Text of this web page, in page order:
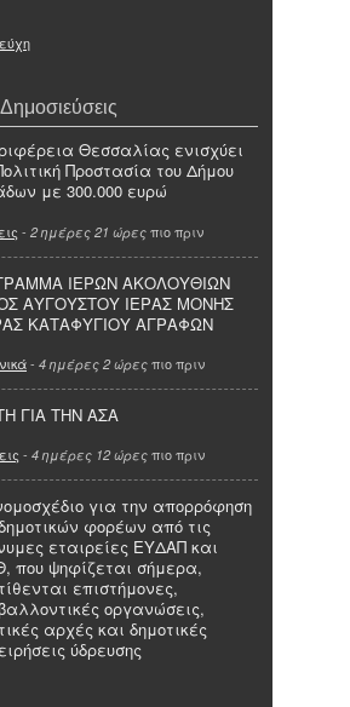
Θεσσαλίας ενισχύει
Προστασία του Δήμου
με 300.000 ευρώ
- 2 ημέρες 21 ώρες πιο πριν
ΙΕΡΩΝ ΑΚΟΛΟΥΘΙΩΝ
ΑΥΓΟΥΣΤΟΥ ΙΕΡΑΣ ΜΟΝΗΣ
ΚΑΤΑΦΥΓΙΟΥ ΑΓΡΑΦΩΝ
- 4 ημέρες 2 ώρες πιο πριν
ΓΙΑ ΤΗΝ ΑΣΑ
- 4 ημέρες 12 ώρες πιο πριν
για την απορρόφηση
φορέων από τις
εταιρείες ΕΥΔΑΠ και
που ψηφίζεται σήμερα,
επιστήμονες,
οργανώσεις,
αρχές και δημοτικές
ύδρευσης